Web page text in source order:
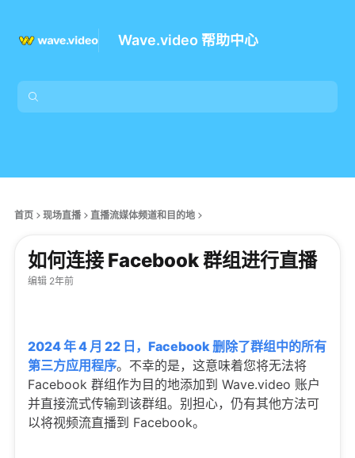
Wave.video 帮助中心
首页 现场直播 直播流媒体频道和目的地
如何连接 Facebook 群组进行直播
编辑 2年前
2024 年 4 月 22 日，Facebook 删除了群组中的所有
第三方应用程序。不幸的是，这意味着您将无法将
Facebook 群组作为目的地添加到 Wave.video 账户
并直接流式传输到该群组。别担心，仍有其他方法可
以将视频流直播到 Facebook。